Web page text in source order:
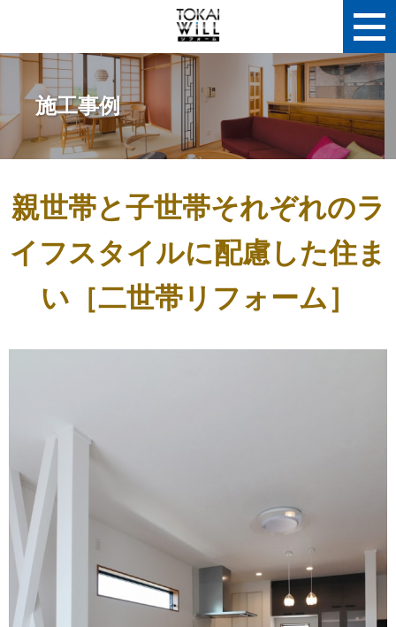
施工事例
親世帯と子世帯それぞれのラ
イフスタイルに配慮した住ま
い［二世帯リフォーム］